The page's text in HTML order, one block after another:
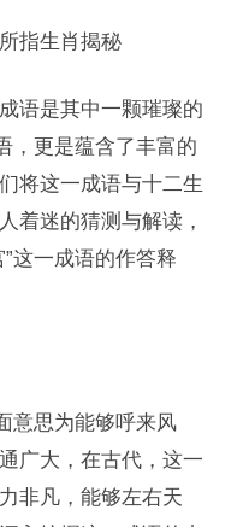
指生肖揭秘
语是其中一颗璀璨的
，更是蕴含了丰富的
将这一成语与十二生
着迷的猜测与解读，
这一成语的作答释
意思为能够呼来风
广大，在古代，这一
非凡，能够左右天